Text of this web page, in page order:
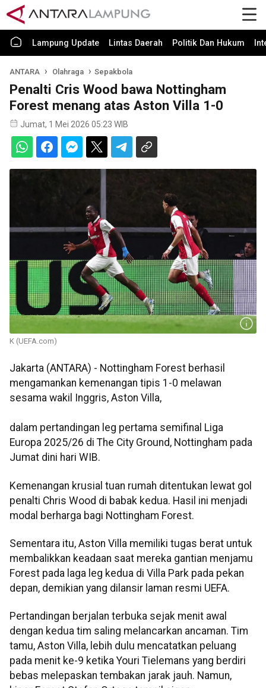
Lampung Update Lintas Daerah Politik Dan Hukum
ANTARA Olahraga Sepakbola
Penalti Cris Wood bawa Nottingham
Forest menang atas Aston Villa 1-0
Jumat, 1 Mei 2026 05:23 WIB
K (UEFA.com)
Jakarta (ANTARA) - Nottingham Forest berhasil
mengamankan kemenangan tipis 1-0 melawan
sesama wakil Inggris, Aston Villa,
dalam pertandingan leg pertama semifinal Liga
Europa 2025/26 di The City Ground, Nottingham pada
Jumat dini hari WIB.
Kemenangan krusial tuan rumah ditentukan lewat gol
penalti Chris Wood di babak kedua. Hasil ini menjadi
modal berharga bagi Nottingham Forest.
Sementara itu, Aston Villa memiliki tugas berat untuk
membalikkan keadaan saat mereka gantian menjamu
Forest pada laga leg kedua di Villa Park pada pekan
depan, demikian yang dilansir laman resmi UEFA.
Pertandingan berjalan terbuka sejak menit awal
dengan kedua tim saling melancarkan ancaman. Tim
tamu, Aston Villa, lebih dulu mencatatkan peluang
pada menit ke-9 ketika Youri Tielemans yang berdiri
bebas melepaskan tembakan jarak jauh. Namun,